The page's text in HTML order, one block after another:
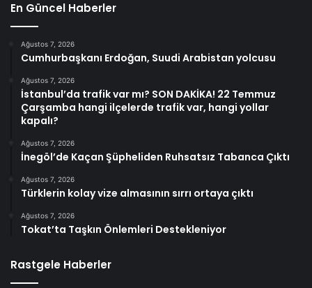
En Güncel Haberler
Ağustos 7, 2026
Cumhurbaşkanı Erdoğan, Suudi Arabistan yolcusu
Ağustos 7, 2026
İstanbul’da trafik var mı? SON DAKİKA! 22 Temmuz
Çarşamba hangi ilçelerde trafik var, hangi yollar
kapalı?
Ağustos 7, 2026
İnegöl’de Kaçan Şüpheliden Ruhsatsız Tabanca Çıktı
Ağustos 7, 2026
Türklerin kolay vize almasının sırrı ortaya çıktı
Ağustos 7, 2026
Tokat’ta Taşkın Önlemleri Destekleniyor
Rastgele Haberler